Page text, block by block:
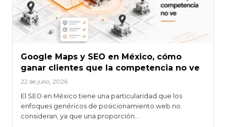
Google Maps y SEO en México, cómo
ganar clientes que la competencia no ve
22 de julio, 2026
El SEO en México tiene una particularidad que los
enfoques genéricos de posicionamiento web no
consideran, ya que una proporción…